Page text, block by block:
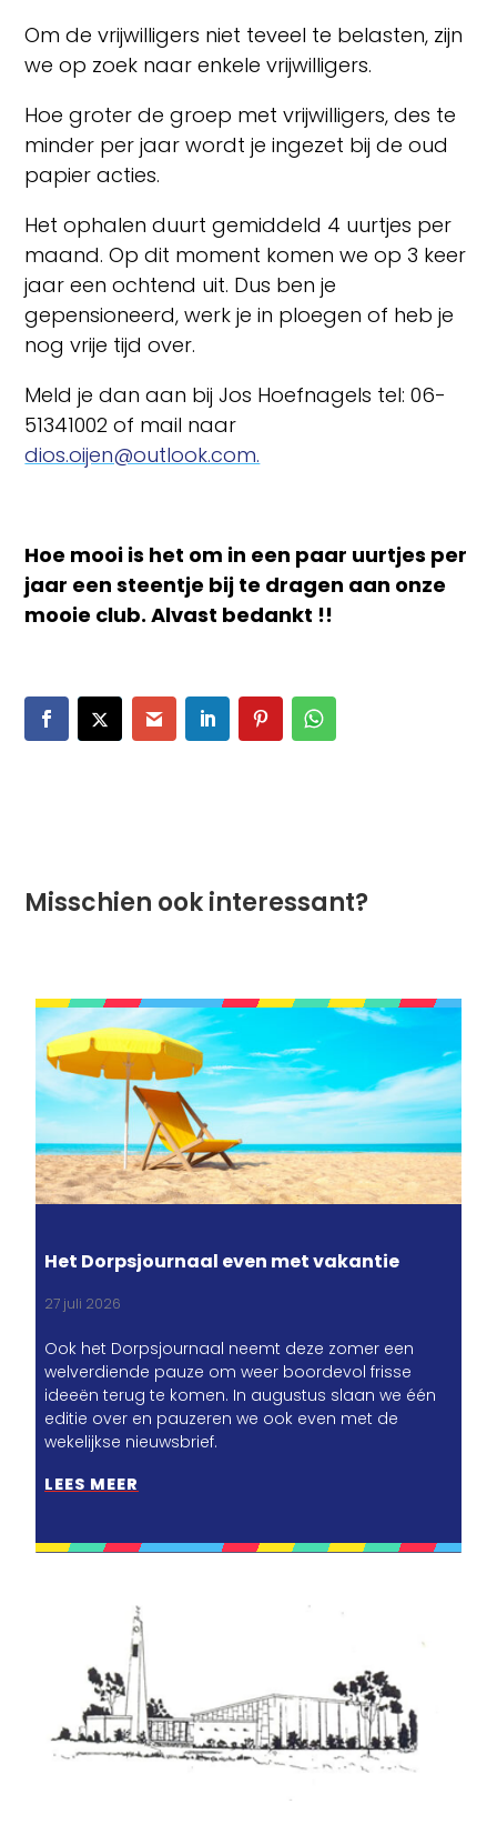
Om de vrijwilligers niet teveel te belasten, zijn
we op zoek naar enkele vrijwilligers.
Hoe groter de groep met vrijwilligers, des te
minder per jaar wordt je ingezet bij de oud
papier acties.
Het ophalen duurt gemiddeld 4 uurtjes per
maand. Op dit moment komen we op 3 keer
jaar een ochtend uit. Dus ben je
gepensioneerd, werk je in ploegen of heb je
nog vrije tijd over.
Meld je dan aan bij Jos Hoefnagels tel: 06-
51341002 of mail naar
dios.oijen@outlook.com.
Hoe mooi is het om in een paar uurtjes per
jaar een steentje bij te dragen aan onze
mooie club. Alvast bedankt !!
Misschien ook interessant?
Het Dorpsjournaal even met vakantie
27 juli 2026
Ook het Dorpsjournaal neemt deze zomer een
welverdiende pauze om weer boordevol frisse
ideeën terug te komen. In augustus slaan we één
editie over en pauzeren we ook even met de
wekelijkse nieuwsbrief.
LEES MEER